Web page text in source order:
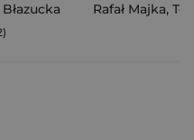
Rafał Majka,